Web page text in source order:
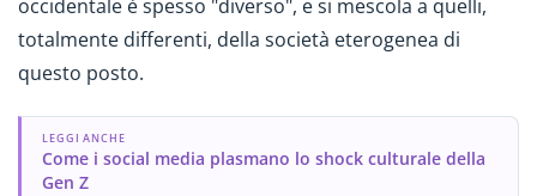
occidentale è spesso "diverso", e si mescola a quelli,
totalmente differenti, della società eterogenea di
questo posto.
LEGGI ANCHE
Come i social media plasmano lo shock culturale della
Gen Z